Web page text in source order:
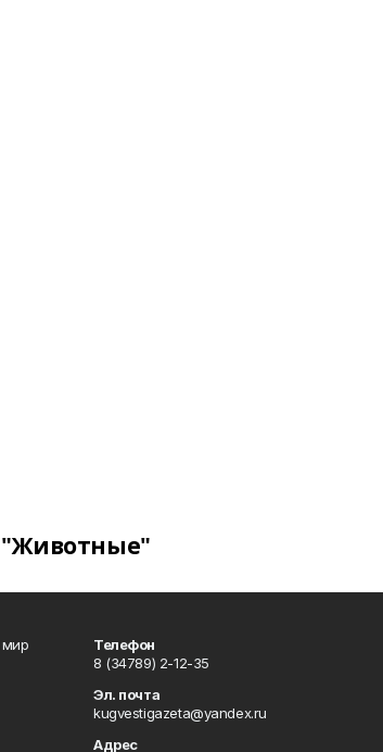
"Животные"
мир
Телефон
8 (34789) 2-12-35
Эл. почта
kugvestigazeta@yandex.ru
Адрес